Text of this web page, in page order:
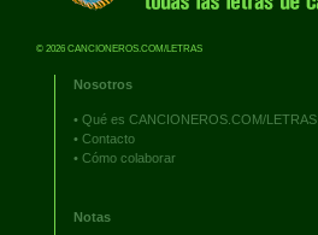
© 2026 CANCIONEROS.COM/LETRAS
Nosotros
• Qué es CANCIONEROS.COM/LETRAS
• Contacto
• Cómo colaborar
Notas